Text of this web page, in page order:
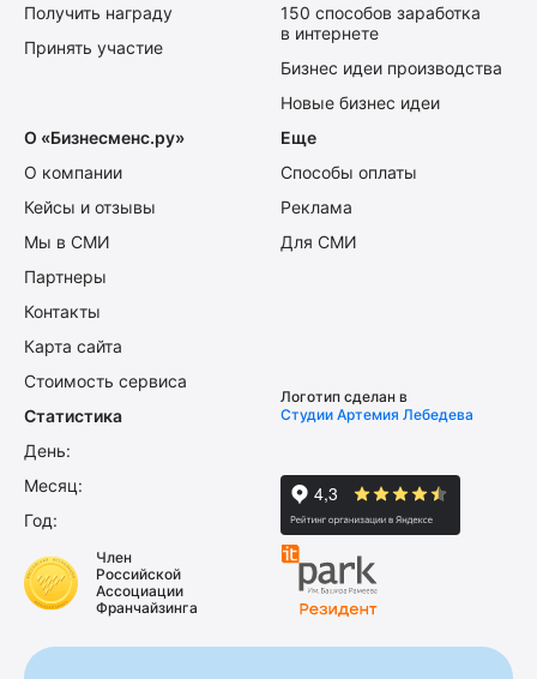
Получить награду
Принять участие
150 способов заработка
в интернете
Бизнес идеи производства
Новые бизнес идеи
О «Бизнесменс.ру»
О компании
Кейсы и отзывы
Мы в СМИ
Партнеры
Контакты
Карта сайта
Стоимость сервиса
Еще
Способы оплаты
Реклама
Для СМИ
Статистика
День:
Месяц:
Год:
Логотип сделан в
Студии Артемия Лебедева
Член
Российской
Ассоциации
Франчайзинга